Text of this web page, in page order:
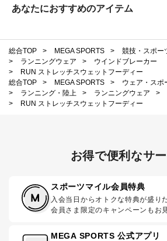
あなたにおすすめのアイテム
総合TOP > MEGA SPORTS > 競技・スポー
>
ランニングウェア >
ウインドブレーカー
>
RUN ストレッチスウェットフーディー
総合TOP
> MEGA SPORTS >
ウェア・スポ
>
ランニング・陸上 > ランニングウェア >
>
RUN ストレッチスウェットフーディー
お得で便利なサ
スポーツマイル会員特典
入会当日からオトクな特典が盛り
会員さま限定のキャンペーンもお
MEGA SPORTS 公式アプリ